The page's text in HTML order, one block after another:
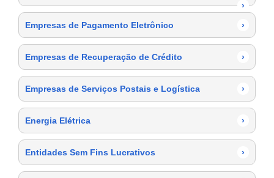
›
Empresas de Pagamento Eletrônico
›
Empresas de Recuperação de Crédito ›
Empresas de Serviços Postais e Logística ›
Energia Elétrica ›
Entidades Sem Fins Lucrativos ›